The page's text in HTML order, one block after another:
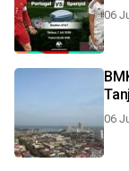
06
06